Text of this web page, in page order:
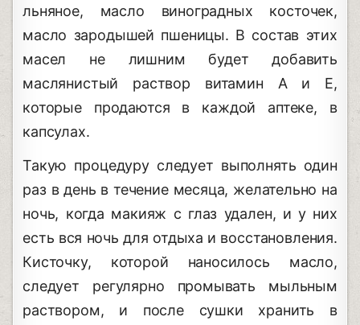
льняное, масло виноградных косточек,
масло зародышей пшеницы. В состав этих
масел не лишним будет добавить
маслянистый раствор витамин А и Е,
которые продаются в каждой аптеке, в
капсулах.
Такую процедуру следует выполнять один
раз в день в течение месяца, желательно на
ночь, когда макияж с глаз удален, и у них
есть вся ночь для отдыха и восстановления.
Кисточку, которой наносилось масло,
следует регулярно промывать мыльным
раствором, и после сушки хранить в